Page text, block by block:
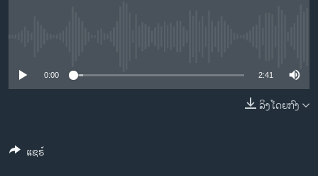
ຊີວິດຊາວລາວ
ທຸລະກິດ
0:00 2:41
ລິງໂດຍກົງ
ແຊຣ໌